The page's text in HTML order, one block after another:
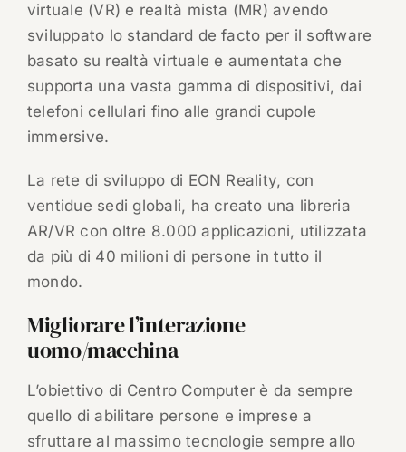
virtuale (VR) e realtà mista (MR) avendo
sviluppato lo standard de facto per il software
basato su realtà virtuale e aumentata che
supporta una vasta gamma di dispositivi, dai
telefoni cellulari fino alle grandi cupole
immersive.
La rete di sviluppo di EON Reality, con
ventidue sedi globali, ha creato una libreria
AR/VR con oltre 8.000 applicazioni, utilizzata
da più di 40 milioni di persone in tutto il
mondo.
Migliorare l’interazione
uomo/macchina
L’obiettivo di Centro Computer è da sempre
quello di abilitare persone e imprese a
sfruttare al massimo tecnologie sempre allo